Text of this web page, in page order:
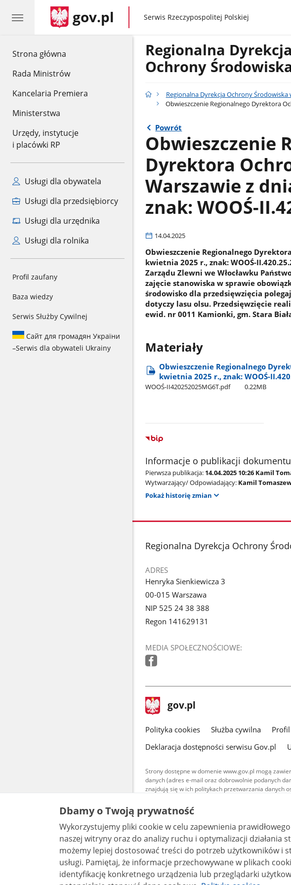
Strona główna
Rada Ministrów
Kancelaria Premiera
Ministerstwa
Urzędy, instytucje
i placówki RP
Usługi dla obywatela
Usługi dla przedsiębiorcy
Usługi dla urzędnika
Usługi dla rolnika
Profil zaufany
Baza wiedzy
Serwis Służby Cywilnej
Сайт для громадян України
–Serwis dla obywateli Ukrainy
gov.pl gov.pl
Serwis Rzeczypospolitej Polskiej
Regionalna Dyrekcja
Ochrony
Regionalna Dyrekcja Ochrony Środowiska
Obwieszczenie Regionalnego Dyrektora
Powrót
Obwieszczenie
Dyrektora
Warszawie z
znak: WOOŚ-
14.04.2025
Obwieszczenie Regionalnego
kwietnia 2025 r., znak: WOOŚ-
Zarządu Zlewni we Włocławku
zajęcie stanowiska w sprawie
środowisko dla przedsięwzięcia
dotyczy lasu olsu. Przedsięwzięcie
ewid. nr 0011 Kamionki, gm. Stara
Materiały
Obwieszczenie Regionalnego
kwietnia 2025 r., znak: WOOŚ-
WOOŚ-II420252025MG6T.pdf 0.22MB
Informacje o publikacji dokumentu
Pierwsza publikacja: 14.04.2025 10:26 Kamil
Wytwarzający/ Odpowiadający: Kamil
Pokaż historię zmian
stopka
Regionalna Dyrekcja Ochrony
ADRES
Henryka Sienkiewicza 3
00-015 Warszawa
NIP 525 24 38 388
Regon 141629131
MEDIA SPOŁECZNOŚCIOWE:
stopka
gov.pl Strona
gov.pl
gov.pl
Polityka cookies Służba cywilna
Deklaracja dostępności serwisu Gov.pl
Strony dostępne w domenie www.gov.pl mogą
danych (adres e-mail oraz dobrowolnie podanych
znajdują się w ich politykach przetwarzania danych
Treści tekstowe publikowane w
udostępniane na licencji typu Creative
warunkach 4.0 (CC BY-SA 4.0).
są udostępniane na licencji typu
bez utworów zależnych 4.0 (CC BY-
Dbamy o Twoją prywatność
Wykorzystujemy pliki cookie w celu zapewnienia
naszej witryny oraz do analizy ruchu i optymalizacji działania strony.
możemy lepiej dostosować treści do potrzeb użytkowników i
usługi. Pamiętaj, że informacje przechowywane w plikach cookie mogą pozwalać na
identyfikację konkretnego urządzenia lub przeglądarki